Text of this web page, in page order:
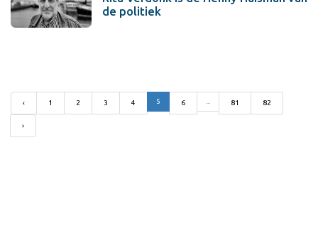
de politiek
‹ 1 2 3 4 5 6 81 82
›